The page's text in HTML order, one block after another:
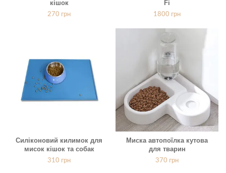
кішок
270 грн
Fi
1800 грн
Силіконовий килимок для
мисок кішок та собак
310 грн
Миска автопоїлка кутова
для тварин
370 грн